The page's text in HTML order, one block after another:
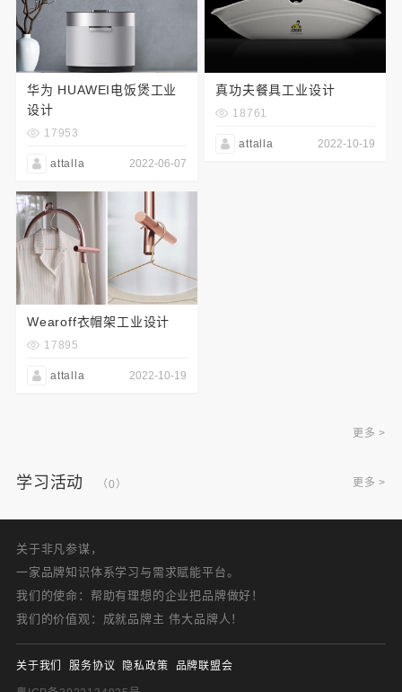
华为 HUAWEI电饭煲工业
设计
17953
attalla 2022-06-07
真功夫餐具工业设计
18761
attalla 2022-10-19
Wearoff衣帽架工业设计
17895
attalla 2022-10-19
更多 >
学习活动 （0） 更多 >
关于非凡参谋，
一家品牌知识体系学习与需求赋能平台。
我们的使命：帮助有理想的企业把品牌做好！
我们的价值观：成就品牌主 伟大品牌人！
关于我们 服务协议 隐私政策 品牌联盟会